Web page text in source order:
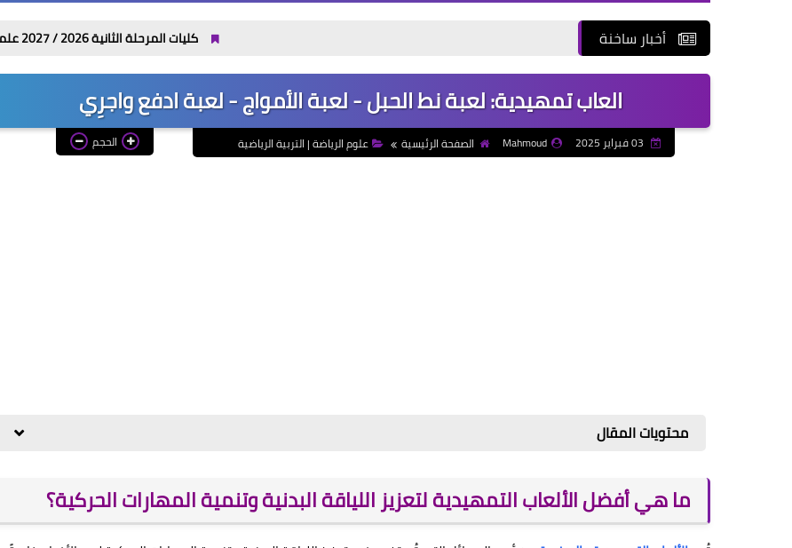
أخبار ساخنة كليات المرحلة الثانية 2026 / 2027 علمي وأدبي بالدرجات: مجموعك يدخلك إيه؟
العاب تمهيدية: لعبة نط الحبل - لعبة الأمواج - لعبة ادفع واجرِي
Mahmoud الصفحة الرئيسية علوم الرياضة | التربية الرياضية الحجم
محتويات المقال
ما هي أفضل الألعاب التمهيدية لتعزيز اللياقة البدنية وتنمية المهارات الحركية؟